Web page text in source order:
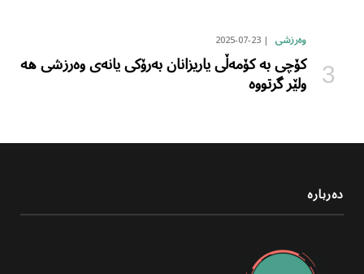
وەرزشی 2025-07-23
کۆچی بە کۆمەڵی یاریزانان بەرۆکی یانەی وەرزشی هە
ولێر گرتووە
دەربارە